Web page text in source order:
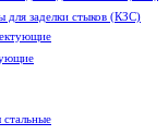
для заделки стыков (КЗС)